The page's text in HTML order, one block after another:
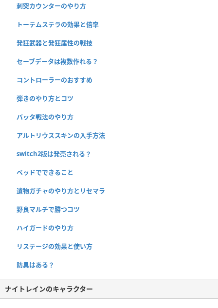
刺突カウンターのやり方
トーテムステラの効果と倍率
発狂武器と発狂属性の戦技
セーブデータは複数作れる？
コントローラーのおすすめ
弾きのやり方とコツ
バッタ戦法のやり方
アルトリウススキンの入手方法
switch2版は発売される？
ベッドでできること
遺物ガチャのやり方とリセマラ
野良マルチで勝つコツ
ハイガードのやり方
リステージの効果と使い方
防具はある？
ナイトレインのキャラクター